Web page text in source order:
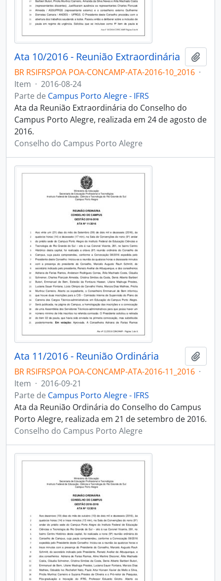
Ata 10/2016 - Reunião Extraordinária
BR RSIFRSPOA POA-CONCAMP-ATA-2016-10_2016 ·
Item · 2016-08-24
Parte de Campus Porto Alegre - IFRS
Ata da Reunião Extraordinária do Conselho do
Campus Porto Alegre, realizada em 24 de agosto de
2016.
Conselho do Campus Porto Alegre
Ata 11/2016 - Reunião Ordinária
BR RSIFRSPOA POA-CONCAMP-ATA-2016-11_2016 ·
Item · 2016-09-21
Parte de Campus Porto Alegre - IFRS
Ata da Reunião Ordinária do Conselho do Campus
Porto Alegre, realizada em 21 de setembro de 2016.
Conselho do Campus Porto Alegre